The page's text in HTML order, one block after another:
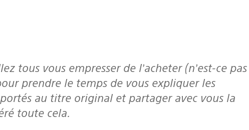
prendre le temps de vous expliquer les
au titre original et partager avec vous la
toute cela.